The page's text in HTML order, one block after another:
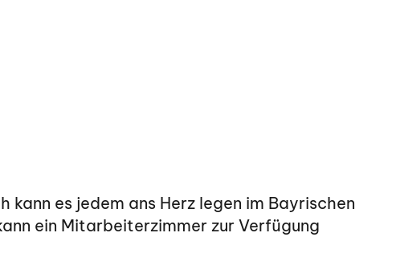
es jedem ans Herz legen im Bayrischen
ein Mitarbeiterzimmer zur Verfügung